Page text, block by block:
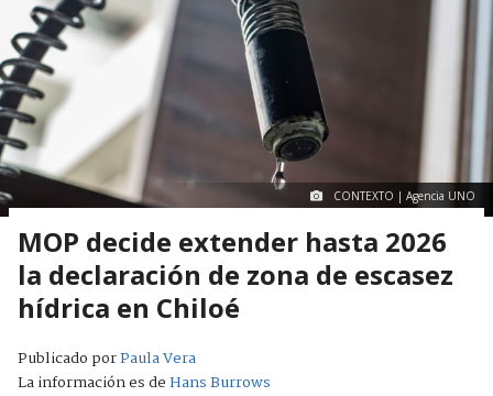
CONTEXTO | Agencia UNO
MOP decide extender hasta 2026
la declaración de zona de escasez
hídrica en Chiloé
Publicado porPaula Vera
La información es deHans Burrows